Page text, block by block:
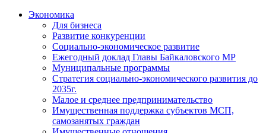
Экономика
Для бизнеса
Развитие конкуренции
Социально-экономическое развитие
Ежегодный доклад Главы Байкаловского МР
Муниципальные программы
Стратегия социально-экономического развития до
2035г.
Малое и среднее предпринимательство
Имущественная поддержка субъектов МСП,
самозанятых граждан